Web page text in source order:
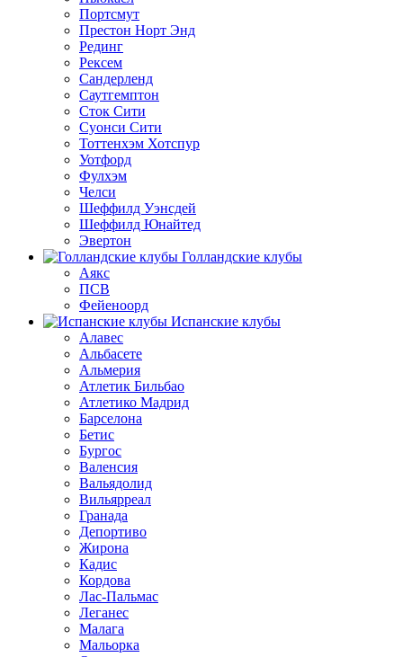
Портсмут
Престон Норт Энд
Рединг
Рексем
Сандерленд
Саутгемптон
Сток Сити
Суонси Сити
Тоттенхэм Хотспур
Уотфорд
Фулхэм
Челси
Шеффилд Уэнсдей
Шеффилд Юнайтед
Эвертон
Голландские клубы
Аякс
ПСВ
Фейеноорд
Испанские клубы
Алавес
Альбасете
Альмерия
Атлетик Бильбао
Атлетико Мадрид
Барселона
Бетис
Бургос
Валенсия
Вальядолид
Вильярреал
Гранада
Депортиво
Жирона
Кадис
Кордова
Лас-Пальмас
Леганес
Малага
Мальорка